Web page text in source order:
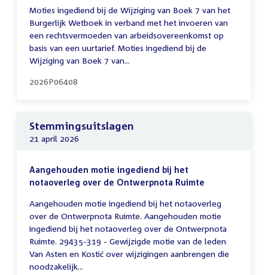
Moties ingediend bij de Wijziging van Boek 7 van het
Burgerlijk Wetboek in verband met het invoeren van
een rechtsvermoeden van arbeidsovereenkomst op
basis van een uurtarief. Moties ingediend bij de
Wijziging van Boek 7 van...
2026P06408
Stemmingsuitslagen
21 april 2026
Aangehouden motie ingediend bij het
notaoverleg over de Ontwerpnota Ruimte
Aangehouden motie ingediend bij het notaoverleg
over de Ontwerpnota Ruimte. Aangehouden motie
ingediend bij het notaoverleg over de Ontwerpnota
Ruimte. 29435-319 - Gewijzigde motie van de leden
Van Asten en Kostić over wijzigingen aanbrengen die
noodzakelijk...